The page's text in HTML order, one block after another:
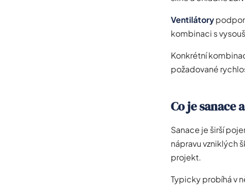
Ventilátory
kombinaci s
Konkrétní
požadované
Co je sanace
Sanace je širší
nápravu vzniklých
projekt.
Typicky probíhá v